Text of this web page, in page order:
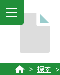
MENU
探す